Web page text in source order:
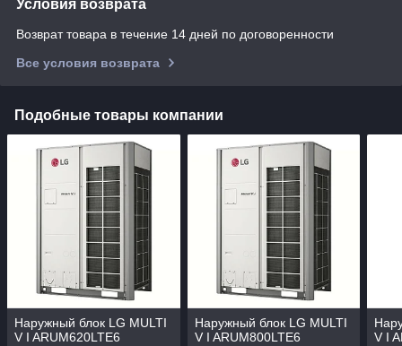
Условия возврата
Возврат товара в течение 14 дней по договоренности
Все условия возврата
Подобные товары компании
Наружный блок LG MULTI
V I ARUM620LTE6
Наружный блок LG MULTI
V I ARUM800LTE6
V I